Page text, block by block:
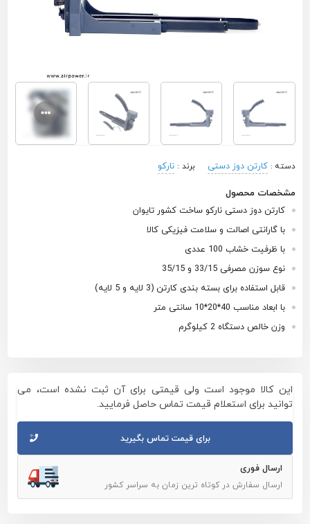
دسته :کارتن دوز دستی برند :نارکو
مشخصات محصول
کارتن دوز دستی نارکو ساخت کشور تایوان
با گارانتی اصالت و سلامت فیزیکی کالا
با ظرفیت خشاب 100 عددی
نوع سوزن مصرفی 33/15 و 35/15
قابل استفاده برای بسته بندی کارتن (3 لایه و 5 لایه)
با ابعاد مناسب 40*20*10 سانتی متر
وزن خالص دستگاه 2 کیلوگرم
این کالا موجود است ولی قیمتی برای آن ثبت نشده است، می
توانید برای استعلام قیمت تماس حاصل فرمایید.
برای قیمت تماس بگیرید
ارسال فوری
ارسال سفارش در کوتاه ترین زمان به سراسر کشور